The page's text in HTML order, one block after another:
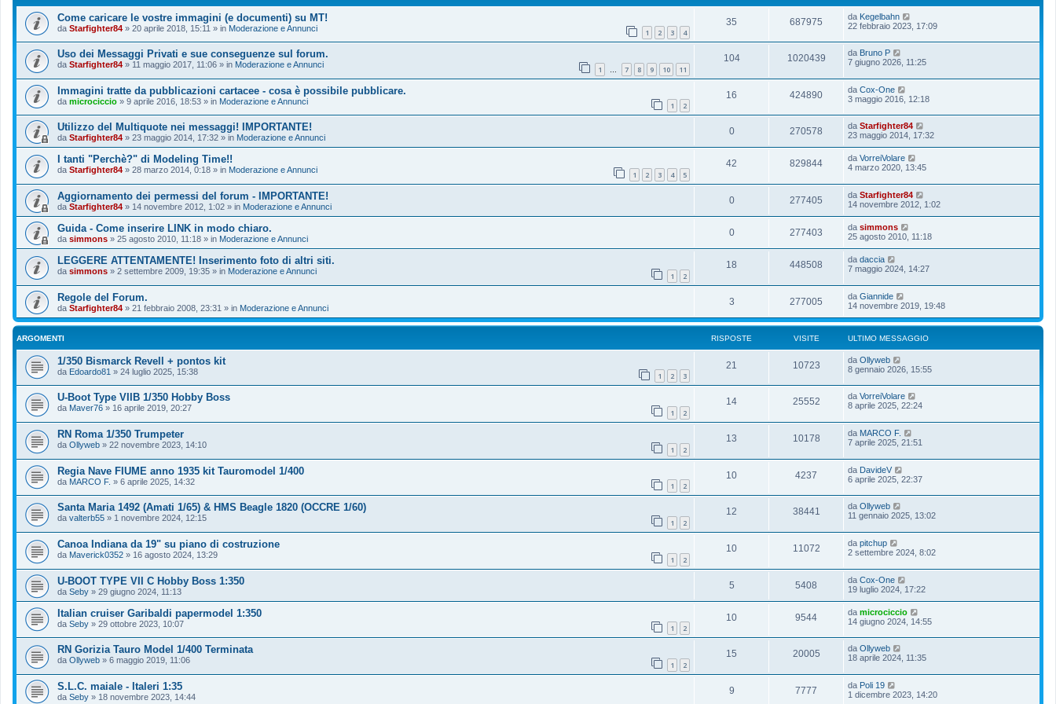
Come caricare le vostre immagini (e documenti) su MT!
da Starfighter84 » 20 aprile 2018, 15:11 » in Moderazione e Annunci 1 2 3 4
35 687975 da Kegelbahn
22 febbraio 2023, 17:09
Uso dei Messaggi Privati e sue conseguenze sul forum.
da Starfighter84 » 11 maggio 2017, 11:06 » in Moderazione e Annunci 1 … 7 8 9 10 11
104 1020439 da Bruno P
7 giugno 2026, 11:25
Immagini tratte da pubblicazioni cartacee - cosa è possibile pubblicare.
da microciccio » 9 aprile 2016, 18:53 » in Moderazione e Annunci 1 2
16 424890 da Cox-One
3 maggio 2016, 12:18
Utilizzo del Multiquote nei messaggi! IMPORTANTE!
da Starfighter84 » 23 maggio 2014, 17:32 » in Moderazione e Annunci
0 270578 da Starfighter84
23 maggio 2014, 17:32
I tanti "Perchè?" di Modeling Time!!
da Starfighter84 » 28 marzo 2014, 0:18 » in Moderazione e Annunci 1 2 3 4 5
42 829844 da VorreiVolare
4 marzo 2020, 13:45
Aggiornamento dei permessi del forum - IMPORTANTE!
da Starfighter84 » 14 novembre 2012, 1:02 » in Moderazione e Annunci
0 277405 da Starfighter84
14 novembre 2012, 1:02
Guida - Come inserire LINK in modo chiaro.
da simmons » 25 agosto 2010, 11:18 » in Moderazione e Annunci
0 277403 da simmons
25 agosto 2010, 11:18
LEGGERE ATTENTAMENTE! Inserimento foto di altri siti.
da simmons » 2 settembre 2009, 19:35 » in Moderazione e Annunci 1 2
18 448508 da daccia
7 maggio 2024, 14:27
Regole del Forum.
da Starfighter84 » 21 febbraio 2008, 23:31 » in Moderazione e Annunci
3 277005 da Giannide
14 novembre 2019, 19:48
ARGOMENTI RISPOSTE VISITE ULTIMO MESSAGGIO
1/350 Bismarck Revell + pontos kit
da Edoardo81 » 24 luglio 2025, 15:38 1 2 3
21 10723 da Ollyweb
8 gennaio 2026, 15:55
U-Boot Type VIIB 1/350 Hobby Boss
da Maver76 » 16 aprile 2019, 20:27 1 2
14 25552 da VorreiVolare
8 aprile 2025, 22:24
RN Roma 1/350 Trumpeter
da Ollyweb » 22 novembre 2023, 14:10 1 2
13 10178 da MARCO F.
7 aprile 2025, 21:51
Regia Nave FIUME anno 1935 kit Tauromodel 1/400
da MARCO F. » 6 aprile 2025, 14:32 1 2
10 4237 da DavideV
6 aprile 2025, 22:37
Santa Maria 1492 (Amati 1/65) & HMS Beagle 1820 (OCCRE 1/60)
da valterb55 » 1 novembre 2024, 12:15 1 2
12 38441 da Ollyweb
11 gennaio 2025, 13:02
Canoa Indiana da 19" su piano di costruzione
da Maverick0352 » 16 agosto 2024, 13:29 1 2
10 11072 da pitchup
2 settembre 2024, 8:02
U-BOOT TYPE VII C Hobby Boss 1:350
da Seby » 29 giugno 2024, 11:13
5 5408 da Cox-One
19 luglio 2024, 17:22
Italian cruiser Garibaldi papermodel 1:350
da Seby » 29 ottobre 2023, 10:07 1 2
10 9544 da microciccio
14 giugno 2024, 14:55
RN Gorizia Tauro Model 1/400 Terminata
da Ollyweb » 6 maggio 2019, 11:06 1 2
15 20005 da Ollyweb
18 aprile 2024, 11:35
S.L.C. maiale - Italeri 1:35
da Seby » 18 novembre 2023, 14:44
9 7777 da Poli 19
1 dicembre 2023, 14:20